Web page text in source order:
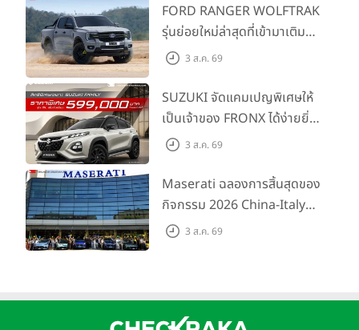
FORD RANGER WOLFTRAK
รุ่นย่อยใหม่ล่าสุดที่เข้ามาเติม
เต็มไลน์อัป พร้อมตอบโจทย์ทุก
พร้อมลุย ด้วยราคาพิเศษเริ่ม
ต้นที่ 9.49 แสนบาท
3 ส.ค. 69
SUZUKI จัดแคมเปญพิเศษให้
เป็นเจ้าของ FRONX ได้ง่ายยิ่ง
ขึ้นสำหรับรุ่น GL ราคาพิเศษ
200 คัน พร้อมข้อเสนอสุดคุ้ม
3 ส.ค. 69
Maserati ฉลองการสิ้นสุดของ
กิจกรรม 2026 China-Italy
Grand Tour ณ สำนักงาน
3 ส.ค. 69